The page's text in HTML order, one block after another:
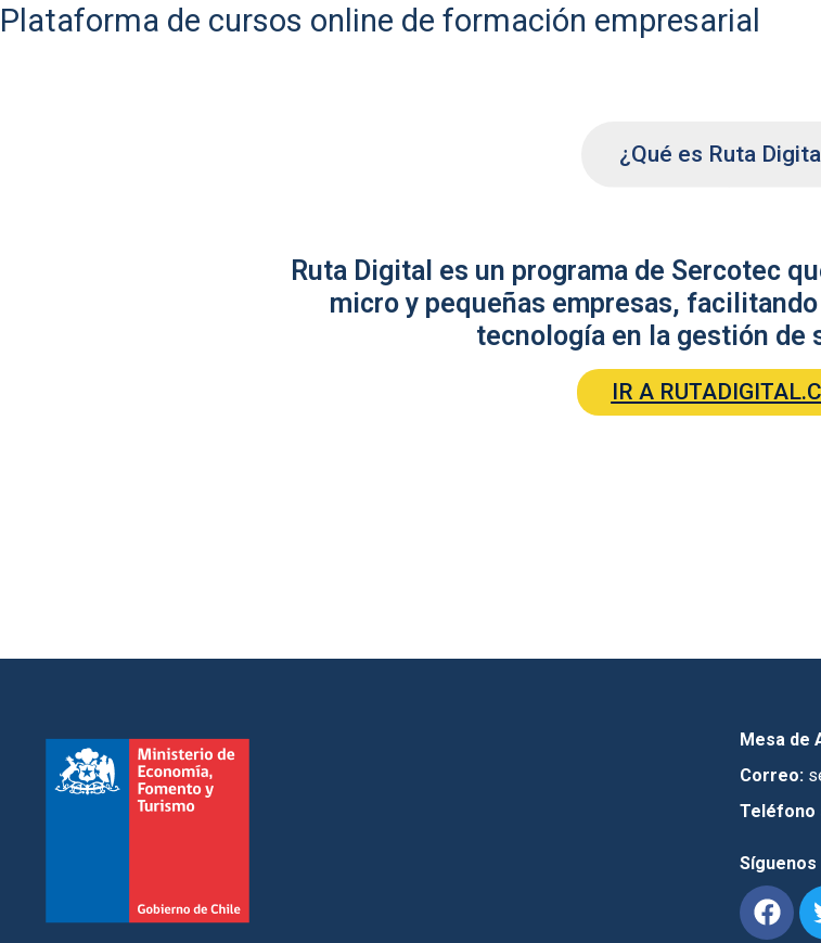
Plataforma de cursos online de formación empresarial
¿Qué es Ruta
Ruta Digital es un programa de Sercotec
micro y pequeñas empresas,
tecnología en la gestión de
IR A
Mesa de
Correo:
Teléfono